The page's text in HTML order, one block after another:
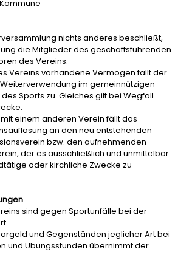
nichts anderes beschließt,
die Mitglieder des geschäftsführenden
des Vereins.
Vereins vorhandene Vermögen fällt der
im gemeinnützigen
Sports zu. Gleiches gilt bei Wegfall
mit einem anderen Verein fällt das
an den neu entstehenden
bzw. den aufnehmenden
der es ausschließlich und unmittelbar
oder kirchliche Zwecke zu
sind gegen Sportunfälle bei der
und Gegenständen jeglicher Art bei
und Übungsstunden übernimmt der